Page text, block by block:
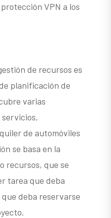
VPN a los
de recursos es
planificación de
varias
de automóviles
se basa en la
recursos, que se
tarea que deba
deba reservarse